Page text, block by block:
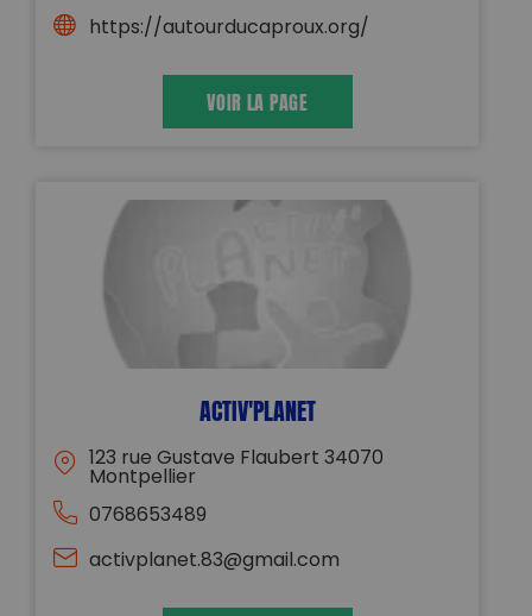
https://autourducaproux.org/
VOIR LA PAGE
ACTIV'PLANET
123 rue Gustave Flaubert 34070
Montpellier
0768653489
activplanet.83@gmail.com